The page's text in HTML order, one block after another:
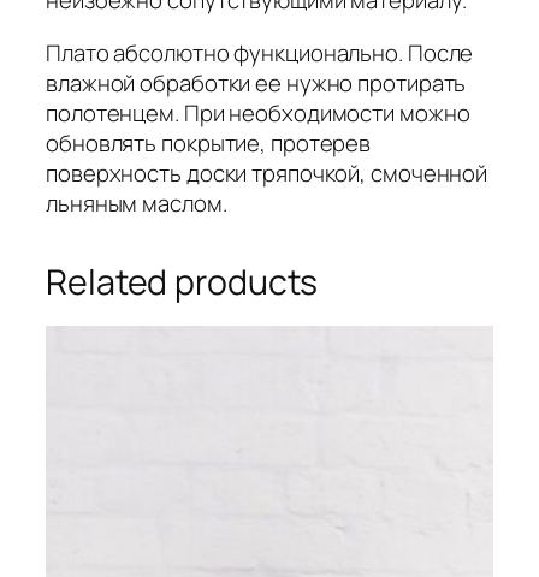
Плато абсолютно функционально. После
влажной обработки ее нужно протирать
полотенцем. При необходимости можно
обновлять покрытие, протерев
поверхность доски тряпочкой, смоченной
льняным маслом.
Related products